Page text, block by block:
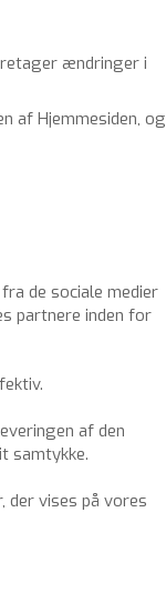
æn­drin­ger i
af Hjem­mesi­den, og
de sociale medier
partnere inden for
af den
samtykke.
vises på vores